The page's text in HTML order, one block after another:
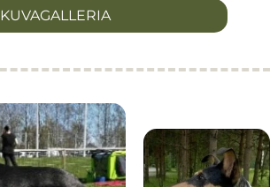
KUVAGALLERIA